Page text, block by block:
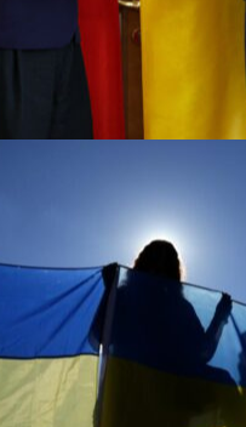
septembrie 2020
Mi
1 2 3
16 17
22 23
29